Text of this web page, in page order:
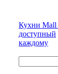
Кухни Mall
доступный
каждому